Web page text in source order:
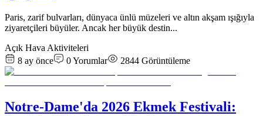
Paris, zarif bulvarları, dünyaca ünlü müzeleri ve altın akşam ışığıyla
ziyaretçileri büyüler. Ancak her büyük destin...
Açık Hava Aktiviteleri
8 ay önce
0Yorumlar 2844 Görüntüleme
Notre-Dame'da 2026 Ekmek Festivali: